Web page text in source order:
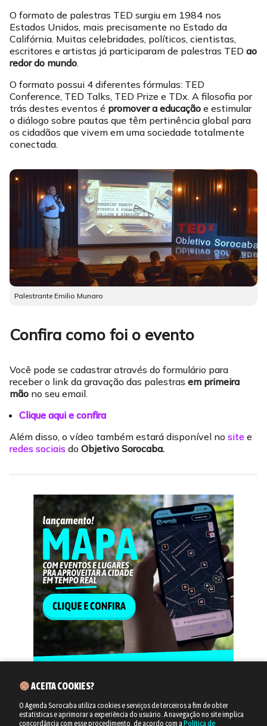
O formato de palestras TED surgiu em 1984 nos
Estados Unidos, mais precisamente no Estado da
Califórnia. Muitas celebridades, políticos, cientistas,
escritores e artistas já participaram de palestras TED ao
redor do mundo.
O formato possui 4 diferentes fórmulas: TED
Conference, TED Talks, TED Prize e TDx. A filosofia por
trás destes eventos é promover a educação e estimular
o diálogo sobre pautas que têm pertinência global para
os cidadãos que vivem em uma sociedade totalmente
conectada.
Palestrante Emilio Munaro
Confira como foi o evento
Você pode se cadastrar através do formulário para
receber o link da gravação das palestras em primeira
mão no seu email.
Clique aqui e confira
Além disso, o vídeo também estará disponível no site e
redes sociais do Objetivo Sorocaba.
ACEITA COOKIES?
O Agenda Sorocaba utiliza cookies e serviços de terceiros a fim de obter
estatísticas e aprimorar a experiência do usuário. A navegação no site implica
concordância com esse procedimento, de acordo com a Política de